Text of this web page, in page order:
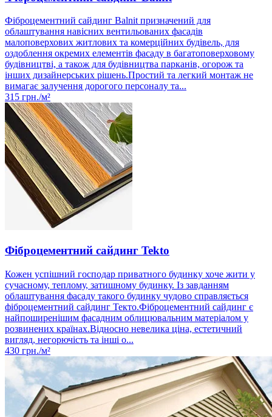
Фіброцементний сайдинг Balnit призначений для
облаштування навісних вентильованих фасадів
малоповерхових житлових та комерційних будівель, для
оздоблення окремих елементів фасаду в багатоповерховому
будівництві, а також для будівництва парканів, огорож та
інших дизайнерських рішень.Простий та легкий монтаж не
вимагає залучення дорогого персоналу та...
315 грн./м²
Фіброцементний сайдинг Tekto
Кожен успішний господар приватного будинку хоче жити у
сучасному, теплому, затишному будинку. Із завданням
облаштування фасаду такого будинку чудово справляється
фіброцементний сайдинг Текто.Фіброцементний сайдинг є
найпоширенішим фасадним облицювальним матеріалом у
розвинених країнах.Відносно невелика ціна, естетичний
вигляд, негорючість та інші о...
430 грн./м²